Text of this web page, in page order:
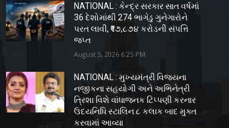
NATIONAL : કેન્દ્ર સરકાર સાત વર્ષમાં
36 દેશોમાંથી 274 ભાગેડુ ગુનેગારોને
પરત લાવી, ₹૧૭,૮૭૪ કરોડની સંપત્તિ
જપ્ત
August 5, 2026 6:25 PM
NATIONAL : મુખ્યમંત્રી વિજયના
નજીકના સહયોગી અને અભિનેત્રી
ત્રિશા વિશે વાંધાજનક ટિપ્પણી કરનાર
ઉદયનિધિ સ્ટાલિન ૮ કલાક બાદ મુક્ત
કરવામાં આવ્યા